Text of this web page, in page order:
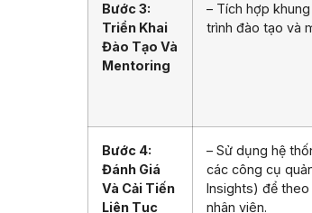
Bước 3:
Triển Khai
Đào Tạo Và
Mentoring
– Tích hợp
trình đào tạo và
Bước 4:
Đánh Giá
Và Cải Tiến
Liên Tục
– Sử dụng hệ
các công cụ
Insights) để
nhân viên.